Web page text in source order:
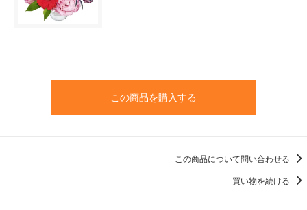
この商品を購入する
この商品について問い合わせる
買い物を続ける